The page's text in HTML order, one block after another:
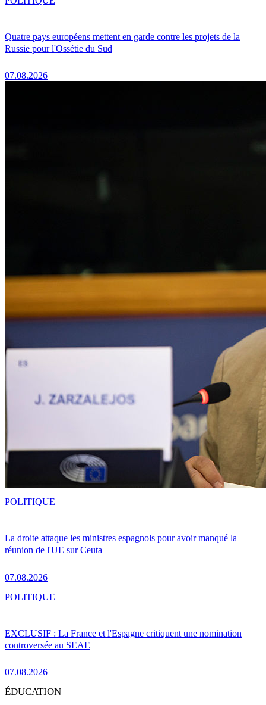
Quatre pays européens mettent en garde contre les projets de la
Russie pour l'Ossétie du Sud
07.08.2026
La droite attaque les ministres espagnols pour avoir manqué la
réunion de l'UE sur Ceuta
07.08.2026
POLITIQUE
EXCLUSIF : La France et l'Espagne critiquent une nomination
controversée au SEAE
07.08.2026
POLITIQUE
ÉDUCATION